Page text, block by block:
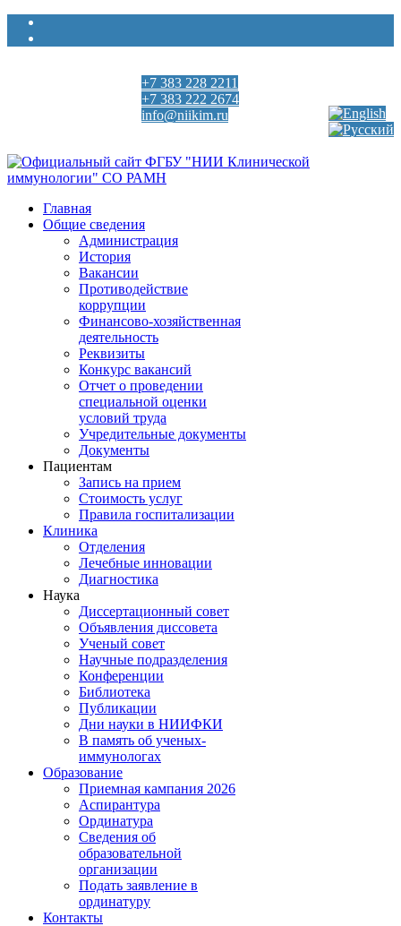
+7 383 228 2211
+7 383 222 2674
info@niikim.ru
Главная
Общие сведения
Администрация
История
Вакансии
Противодействие
коррупции
Финансово-хозяйственная
деятельность
Реквизиты
Конкурс вакансий
Отчет о проведении
специальной оценки
условий труда
Учредительные документы
Документы
Пациентам
Запись на прием
Стоимость услуг
Правила госпитализации
Клиника
Отделения
Лечебные инновации
Диагностика
Наука
Диссертационный совет
Объявления диссовета
Ученый совет
Научные подразделения
Конференции
Библиотека
Публикации
Дни науки в НИИФКИ
В память об ученых-
иммунологах
Образование
Приемная кампания 2026
Аспирантура
Ординатура
Сведения об
образовательной
организации
Подать заявление в
ординатуру
Контакты